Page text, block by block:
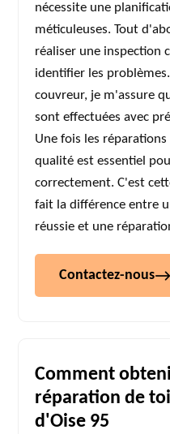
nécessite une
méticuleuses. Tout
réaliser une inspection
identifier les
couvreur, je m'assure
sont effectuées avec
Une fois les
qualité est essentiel
correctement. C'est
fait la différence entre
réussie et une
Contactez-nous
Comment
réparation de
d'Oise 95